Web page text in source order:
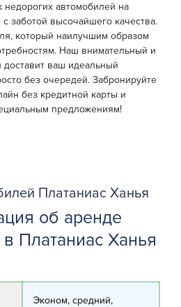
автомобилей на
заботой высочайшего качества.
который наилучшим образом
Наш внимательный и
ваш идеальный
без очередей. Забронируйте
без кредитной карты и
предложениям!
Платаниас Ханья
об аренде
Платаниас Ханья
Эконом, средний,